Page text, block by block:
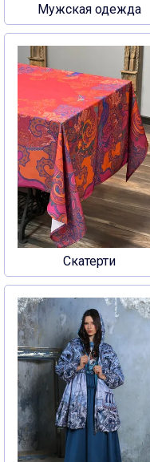
Мужская одежда
Скатерти